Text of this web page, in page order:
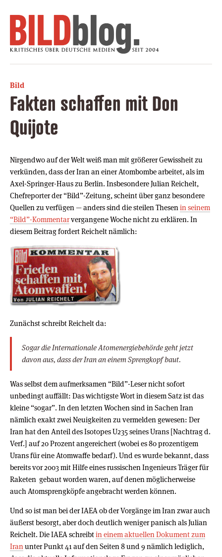
Bild
Fakten schaffen mit Don
Quijote
Nirgendwo auf der Welt weiß man mit größerer Gewissheit zu
verkünden, dass der Iran an einer Atombombe arbeitet, als im
Axel-Springer-Haus zu Berlin. Insbesondere Julian Reichelt,
Chefreporter der “Bild”-Zeitung, scheint über ganz besondere
Quellen zu verfügen — anders sind die steilen Thesen in seinem
“Bild”-Kommentarvergangene Woche nicht zu erklären. In
diesem Beitrag fordert Reichelt nämlich:
Zunächst schreibt Reichelt da:
Sogar die Internationale Atomenergiebehörde geht jetzt
davon aus, dass der Iran an einem Sprengkopf baut.
Was selbst dem aufmerksamen “Bild”-Leser nicht sofort
unbedingt auffällt: Das wichtigste Wort in diesem Satz ist das
kleine “sogar”. In den letzten Wochen sind in Sachen Iran
nämlich exakt zwei Neuigkeiten zu vermelden gewesen: Der
Iran hat den Anteil des Isotopes U235 seines Urans [Nachtrag d.
Verf.] auf 20 Prozent angereichert (wobei es 80 prozentigem
Urans für eine Atomwaffe bedarf). Und es wurde bekannt, dass
bereits vor 2003 mit Hilfe eines russischen Ingenieurs Träger für
Raketen gebaut worden waren, auf denen möglicherweise
auch Atomsprengköpfe angebracht werden können.
Und so ist man bei der IAEA ob der Vorgänge im Iran zwar auch
äußerst besorgt, aber doch deutlich weniger panisch als Julian
Reichelt. Die IAEA schreibtin einem aktuellen Dokument zum
Iran unter Punkt 41 auf den Seiten 8 und 9 nämlich lediglich,